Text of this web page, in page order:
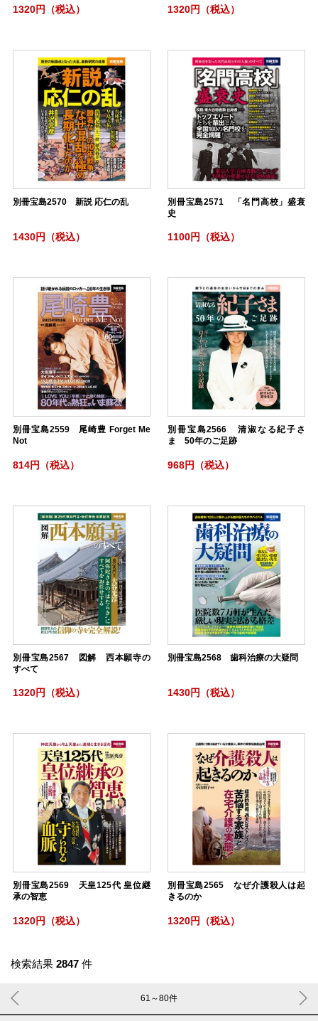
1320円（税込） 1320円（税込）
別冊宝島2570 新説 応仁の乱
1430円（税込）
別冊宝島2571 「名門高校」盛衰
史
1100円（税込）
別冊宝島2559 尾崎豊 Forget Me
Not
814円（税込）
別冊宝島2566 清淑なる紀子さ
ま 50年のご足跡
968円（税込）
別冊宝島2567 図解 西本願寺の
すべて
1320円（税込）
別冊宝島2568 歯科治療の大疑問
1430円（税込）
別冊宝島2569 天皇125代 皇位継
承の智恵
1320円（税込）
別冊宝島2565 なぜ介護殺人は起
きるのか
1320円（税込）
検索結果 2847 件
61～80件